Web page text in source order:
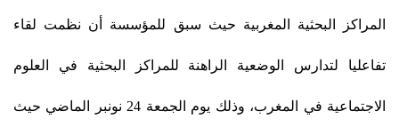
المراكز البحثية المغربية حيث سبق للمؤسسة أن نظمت لقاء
تفاعليا لتدارس الوضعية الراهنة للمراكز البحثية في العلوم
الاجتماعية في المغرب، وذلك يوم الجمعة 24 نونبر الماضي حيث